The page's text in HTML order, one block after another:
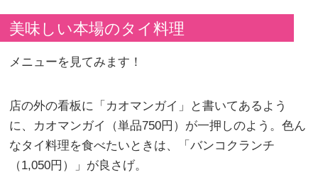
美味しい本場のタイ料理
メニューを見てみます！
店の外の看板に「カオマンガイ」と書いてあるよう
に、カオマンガイ（単品750円）が一押しのよう。色ん
なタイ料理を食べたいときは、「バンコクランチ
（1,050円）」が良さげ。